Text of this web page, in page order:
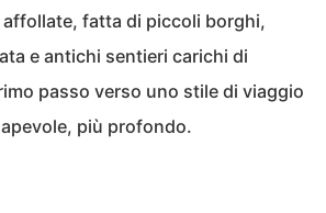
affollate, fatta di piccoli borghi,
e antichi sentieri carichi di
passo verso uno stile di viaggio
più profondo.